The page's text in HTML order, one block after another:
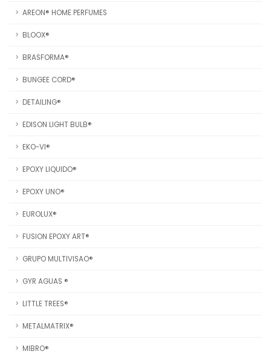
AREON® HOME PERFUMES
BLOOX®
BRASFORMA®
BUNGEE CORD®
DETAILING®
EDISON LIGHT BULB®
EKO-VI®
EPOXY LIQUIDO®
EPOXY UNO®
EUROLUX®
FUSION EPOXY ART®
GRUPO MULTIVISAO®
GYR AGUAS ®
LITTLE TREES®
METALMATRIX®
MIBRO®